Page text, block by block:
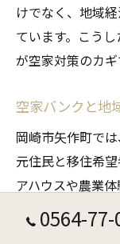
けでなく、地域
ています。こう
が空家対策のカギ
空家バンクと地
岡崎市矢作町で
元住民と移住希
アハウスや農業
ます。これは、
受け入れやサポ
0564-77-